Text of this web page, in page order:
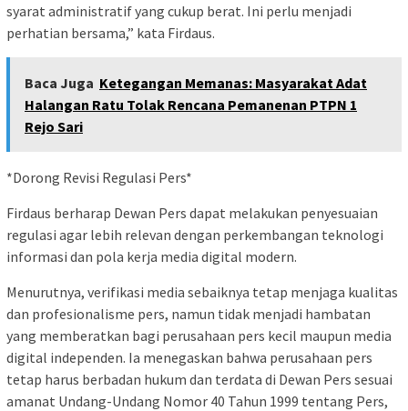
syarat administratif yang cukup berat. Ini perlu menjadi
perhatian bersama,” kata Firdaus.
Baca Juga Ketegangan Memanas: Masyarakat Adat
Halangan Ratu Tolak Rencana Pemanenan PTPN 1
Rejo Sari
*Dorong Revisi Regulasi Pers*
Firdaus berharap Dewan Pers dapat melakukan penyesuaian
regulasi agar lebih relevan dengan perkembangan teknologi
informasi dan pola kerja media digital modern.
Menurutnya, verifikasi media sebaiknya tetap menjaga kualitas
dan profesionalisme pers, namun tidak menjadi hambatan
yang memberatkan bagi perusahaan pers kecil maupun media
digital independen. Ia menegaskan bahwa perusahaan pers
tetap harus berbadan hukum dan terdata di Dewan Pers sesuai
amanat Undang-Undang Nomor 40 Tahun 1999 tentang Pers,